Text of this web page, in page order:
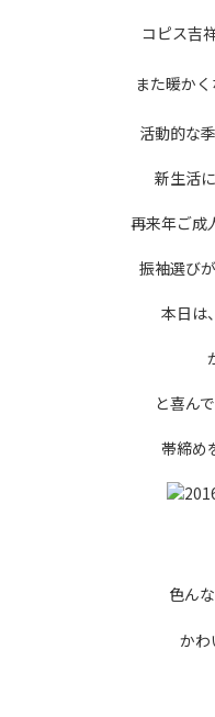
コピス吉
また暖か
活動的な
新生活
再来年ご成
振袖選び
本日は
と喜ん
帯締め
色ん
かわ